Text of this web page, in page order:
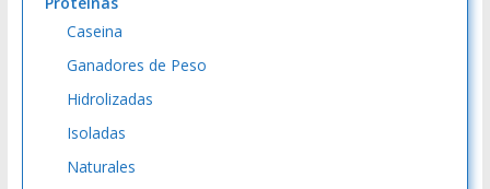
Caseina
Ganadores de Peso
Hidrolizadas
Isoladas
Naturales